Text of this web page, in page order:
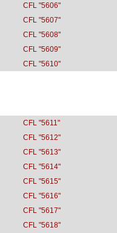
CFL "5606"
CFL "5607"
CFL "5608"
CFL "5609"
CFL "5610"
CFL "5611"
CFL "5612"
CFL "5613"
CFL "5614"
CFL "5615"
CFL "5616"
CFL "5617"
CFL "5618"